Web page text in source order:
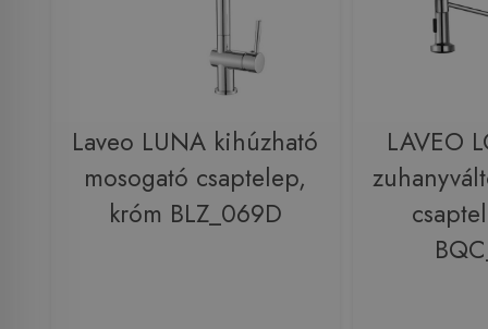
Laveo LUNA kihúzható
mosogató csaptelep,
króm BLZ_069D
LAVEO